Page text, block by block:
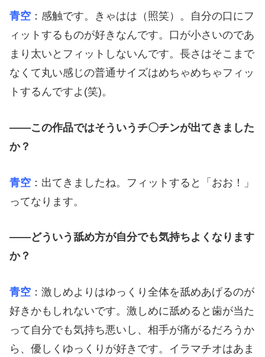
青空 ：感触です。きゃはは（照笑）。自分の口にフ
ィットするものが好きなんです。口が小さいのであ
まり太いとフィットしないんです。長さはそこまで
なくて丸い感じの普通サイズはめちゃめちゃフィッ
トするんですよ(笑)。
――この作品ではそういうチ〇チンが出てきました
か？
青空 ：出てきましたね。フィットすると「おお！」
ってなります。
――どういう舐め方が自分でも気持ちよくなります
か？
青空 ：激しめよりはゆっくり全体を舐めあげるのが
好きかもしれないです。激しめに舐めると歯が当た
って自分でも気持ち悪いし、相手が痛がるだろうか
ら、優しくゆっくりが好きです。イラマチオはあま